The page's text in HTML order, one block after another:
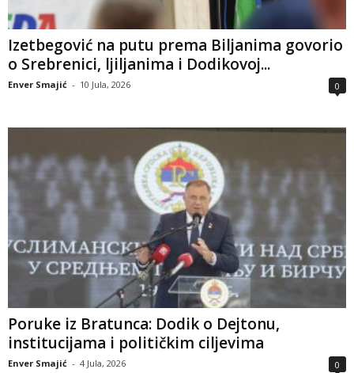
Izetbegović na putu prema Biljanima govorio
o Srebrenici, ljiljanima i Dodikovoj...
Enver Smajić - 10 Jula, 2026 0
Poruke iz Bratunca: Dodik o Dejtonu,
institucijama i političkim ciljevima
Enver Smajić - 4 Jula, 2026 0